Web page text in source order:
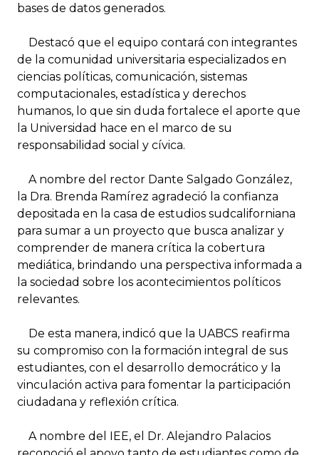
bases de datos generados.
Destacó que el equipo contará con integrantes
de la comunidad universitaria especializados en
ciencias políticas, comunicación, sistemas
computacionales, estadística y derechos
humanos, lo que sin duda fortalece el aporte que
la Universidad hace en el marco de su
responsabilidad social y cívica.
A nombre del rector Dante Salgado González,
la Dra. Brenda Ramírez agradeció la confianza
depositada en la casa de estudios sudcaliforniana
para sumar a un proyecto que busca analizar y
comprender de manera crítica la cobertura
mediática, brindando una perspectiva informada a
la sociedad sobre los acontecimientos políticos
relevantes.
De esta manera, indicó que la UABCS reafirma
su compromiso con la formación integral de sus
estudiantes, con el desarrollo democrático y la
vinculación activa para fomentar la participación
ciudadana y reflexión crítica.
A nombre del IEE, el Dr. Alejandro Palacios